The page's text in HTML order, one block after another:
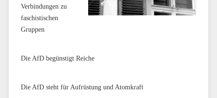
Verbindungen zu
faschistischen
Gruppen
Die AfD begünstigt Reiche
Die AfD steht für Aufrüstung und Atomkraft